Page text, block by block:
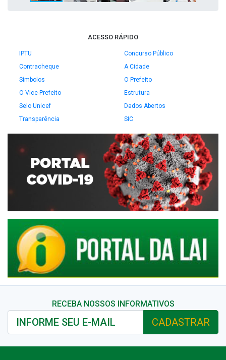
ACESSO RÁPIDO
IPTU
Concurso Público
Contracheque
A Cidade
Símbolos
O Prefeito
O Vice-Prefeito
Estrutura
Selo Unicef
Dados Abertos
Transparência
SIC
RECEBA NOSSOS INFORMATIVOS
CADASTRAR